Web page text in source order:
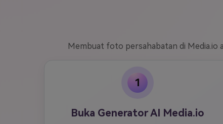
Membuat foto persahabatan di Media.io
1
Buka Generator AI Media.io